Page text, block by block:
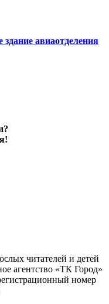
авиаотделения
читателей и детей
агентство «ТК Город»
номер